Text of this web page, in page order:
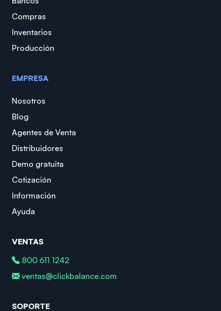
Compras
Inventarios
Producción
EMPRESA
Nosotros
Blog
Agentes de Venta
Distribuidores
Demo gratuita
Cotización
Información
Ayuda
VENTAS
800 611 1242
ventas@clickbalance.com
SOPORTE